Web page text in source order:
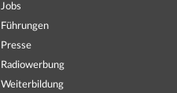
Jobs
Führungen
Presse
Radiowerbung
Weiterbildung